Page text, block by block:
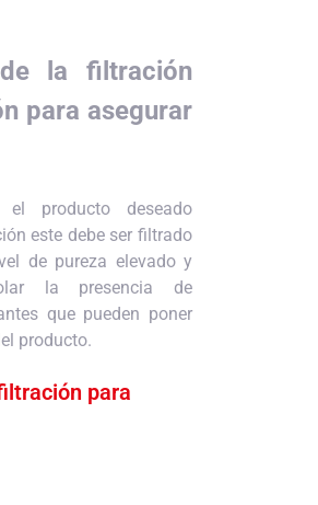
la filtración
para asegurar
producto deseado
este debe ser filtrado
de pureza elevado y
la presencia de
que pueden poner
producto.
para